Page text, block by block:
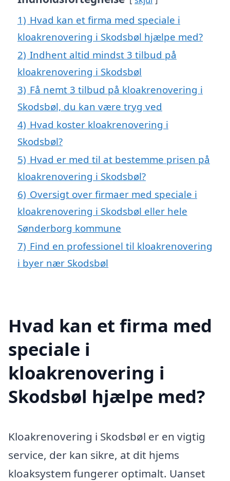
1) Hvad kan et firma med speciale i
kloakrenovering i Skodsbøl hjælpe med?
2) Indhent altid mindst 3 tilbud på
kloakrenovering i Skodsbøl
3) Få nemt 3 tilbud på kloakrenovering i
Skodsbøl, du kan være tryg ved
4) Hvad koster kloakrenovering i
Skodsbøl?
5) Hvad er med til at bestemme prisen på
kloakrenovering i Skodsbøl?
6) Oversigt over firmaer med speciale i
kloakrenovering i Skodsbøl eller hele
Sønderborg kommune
7) Find en professionel til kloakrenovering
i byer nær Skodsbøl
Hvad kan et firma med
speciale i
kloakrenovering i
Skodsbøl hjælpe med?
Kloakrenovering i Skodsbøl er en vigtig
service, der kan sikre, at dit hjems
kloaksystem fungerer optimalt. Uanset